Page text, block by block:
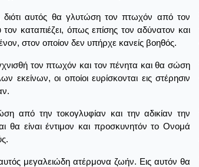
διότι αυτός θα γλυτώση τον πτωχόν από τον
καταπιέζει, όπως επίσης τον αδύνατον και
στον οποίον δεν υπήρχε κανείς βοηθός.
τον πτωχόν και τον πένητα και θα σώση
εκείνων, οι οποίοι ευρίσκονται εις στέρησιν
από την τοκογλυφίαν και την αδικίαν την
θα είναι έντιμον και προσκυνητόν το Ονομά
μεγαλειώδη ατέρμονα ζωήν. Εις αυτόν θα